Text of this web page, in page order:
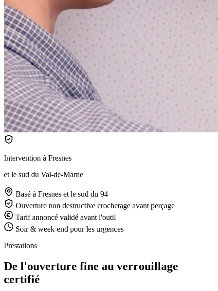
Intervention à Fresnes
et le sud du Val-de-Marne
Basé à Fresnes et le sud du 94
Ouverture non destructive crochetage avant perçage
Tarif annoncé validé avant l'outil
Soir & week-end pour les urgences
Prestations
De l'ouverture fine au verrouillage
certifié